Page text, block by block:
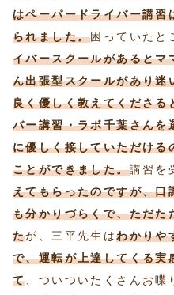
はペーパードライバー講習
られました。困っていたと
イバースクールがあるとマ
ん出張型スクールがあり迷
良く優しく教えてくださる
バー講習・ラボ千葉さんを
に優しく接していただける
ことができました。講習を
えてもらったのですが、口
も分かりづらくで、ただた
たが、三平先生はわかりや
で、運転が上達してくる実
て、ついついたくさんお喋